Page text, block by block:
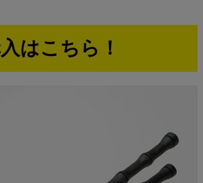
はこちら！